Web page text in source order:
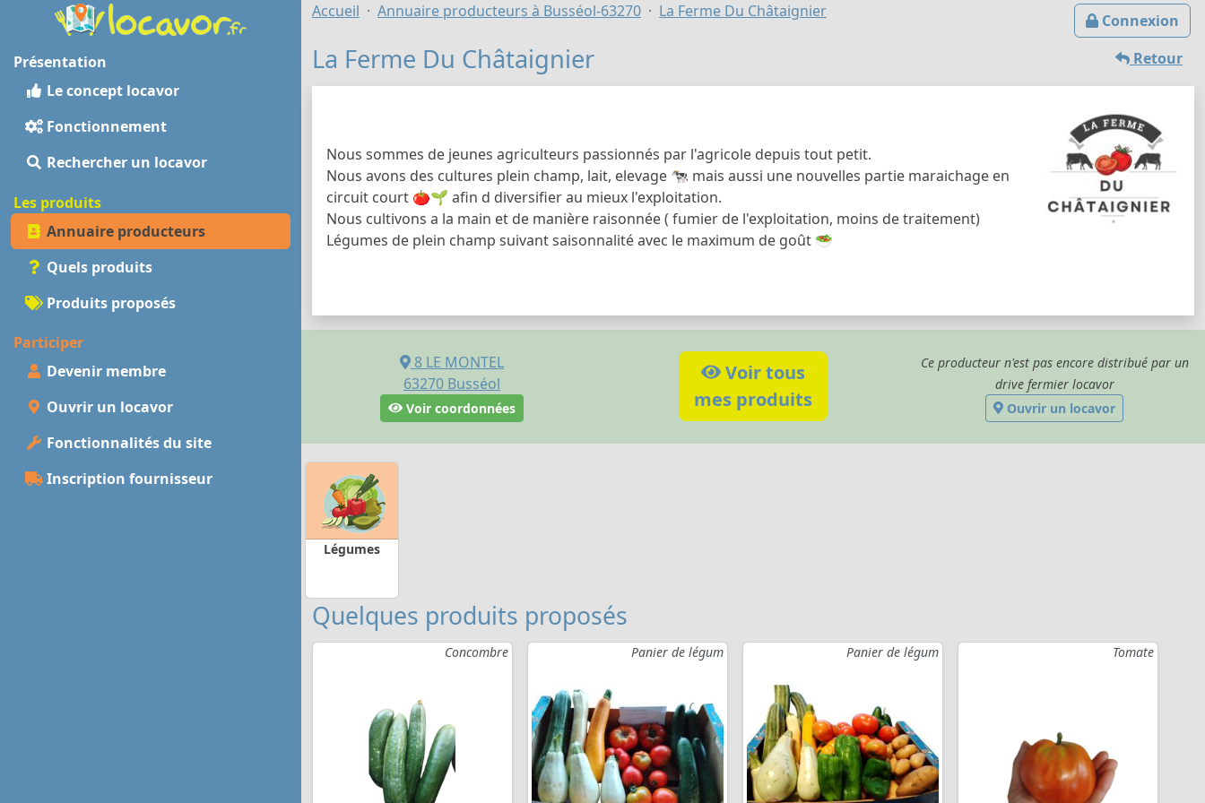
Présentation
Le concept locavor
Fonctionnement
Rechercher un locavor
Les produits
Annuaire producteurs
Quels produits
Produits proposés
Participer
Devenir membre
Ouvrir un locavor
Fonctionnalités du site
Inscription fournisseur
Connexion
Accueil Annuaire producteurs à Busséol-63270 La Ferme Du Châtaignier
Retour
La Ferme Du Châtaignier
Nous sommes de jeunes agriculteurs passionnés par l'agricole depuis tout petit.
Nous avons des cultures plein champ, lait, elevage 🐄 mais aussi une nouvelles partie maraichage en
circuit court 🍅🌱 afin d diversifier au mieux l'exploitation.
Nous cultivons a la main et de manière raisonnée ( fumier de l'exploitation, moins de traitement)
Légumes de plein champ suivant saisonnalité avec le maximum de goût 🥗
8 LE MONTEL
63270 Busséol
Voir coordonnées
Voir tous
mes produits
Ce producteur n'est pas encore distribué par un
drive fermier locavor
Ouvrir un locavor
Légumes
Quelques produits proposés
Concombre Panier de légum Panier de légum Tomate